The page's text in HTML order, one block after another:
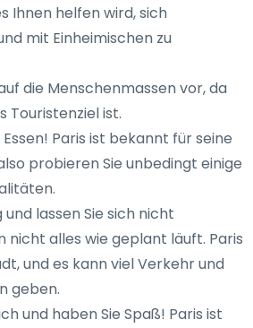
Ihnen helfen wird, sich
mit Einheimischen zu
die Menschenmassen vor, da
Touristenziel ist.
Paris ist bekannt für seine
probieren Sie unbedingt einige
und lassen Sie sich nicht
nicht alles wie geplant läuft. Paris
und es kann viel Verkehr und
geben.
und haben Sie Spaß! Paris ist